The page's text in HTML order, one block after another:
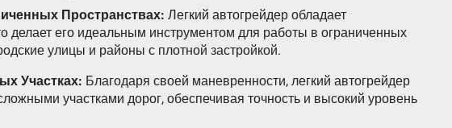
Пространствах: Легкий автогрейдер обладает
делает его идеальным инструментом для работы в ограниченных
улицы и районы с плотной застройкой.
Участках: Благодаря своей маневренности, легкий автогрейдер
участками дорог, обеспечивая точность и высокий уровень